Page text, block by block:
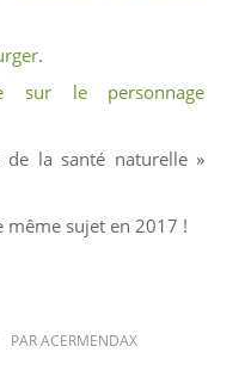
.
sur le personnage
de la santé naturelle »
même sujet en 2017 !
PARACERMENDAX